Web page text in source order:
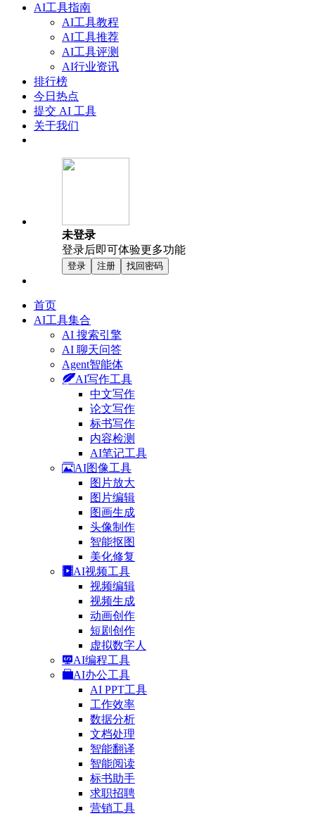
AI工具指南
AI工具教程
AI工具推荐
AI工具评测
AI行业资讯
排行榜
今日热点
提交 AI 工具
关于我们
未登录
登录后即可体验更多功能
登录 注册 找回密码
首页
AI工具集合
AI 搜索引擎
AI 聊天问答
Agent智能体
AI写作工具
中文写作
论文写作
标书写作
内容检测
AI笔记工具
AI图像工具
图片放大
图片编辑
图画生成
头像制作
智能抠图
美化修复
AI视频工具
视频编辑
视频生成
动画创作
短剧创作
虚拟数字人
AI编程工具
AI办公工具
AI PPT工具
工作效率
数据分析
文档处理
智能翻译
智能阅读
标书助手
求职招聘
营销工具